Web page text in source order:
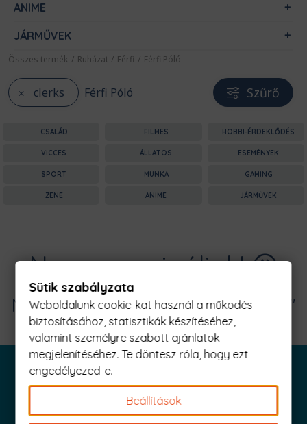
ANIME
JÁRMŰVEK
Összes termék / Ruházat / Férfi / Férfi Póló
clerks Férfi Póló Szűrő
CSALÁD FILMES HOBBI-ÉRDEKLŐDÉS
VICCES ÁLLATOS ESEMÉNYEK
SPORT MUNKA GAMING
ZENE ANIME JÁRMŰVEK
Nagyon sajnáljuk! 😥
Nincs találat erre: "clerks Férfi Póló"
Iratkozz fel és küldjük is az 1000 Ft értékű kuponod!
Sütik szabályzata
Weboldalunk cookie-kat használ a működés
biztosításához, statisztikák készítéséhez,
valamint személyre szabott ajánlatok
megjelenítéséhez. Te döntesz róla, hogy ezt
engedélyezed-e.
Beállítások